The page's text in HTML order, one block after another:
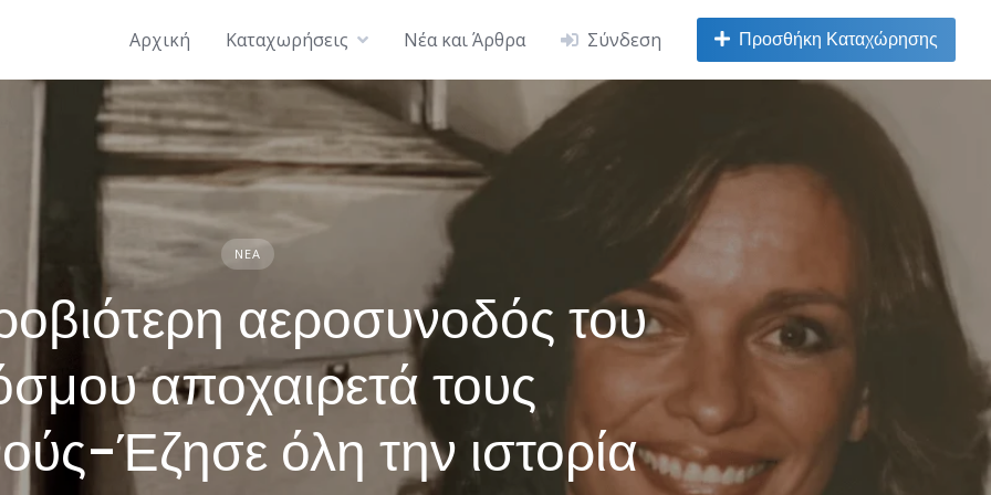
Αρχική Καταχωρήσεις Νέα και Άρθρα Σύνδεση Προσθήκη Καταχώρησης
ΝΈΑ
αεροσυνοδός του
αποχαιρετά τους
Έζησε όλη την ιστορία